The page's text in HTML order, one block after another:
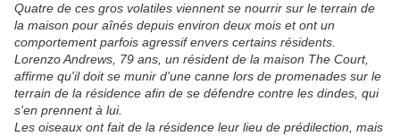
Quatre de ces gros volatiles viennent se nourrir sur le terrain de
la maison pour aînés depuis environ deux mois et ont un
comportement parfois agressif envers certains résidents.
Lorenzo Andrews, 79 ans, un résident de la maison The Court,
affirme qu'il doit se munir d'une canne lors de promenades sur le
terrain de la résidence afin de se défendre contre les dindes, qui
s'en prennent à lui.
Les oiseaux ont fait de la résidence leur lieu de prédilection, mais